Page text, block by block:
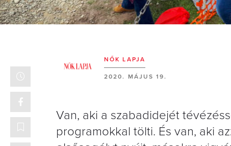
NŐK LAPJA
2020. MÁJUS 19.
Van, aki a szabadidejét
programokkal tölti. És van, aki